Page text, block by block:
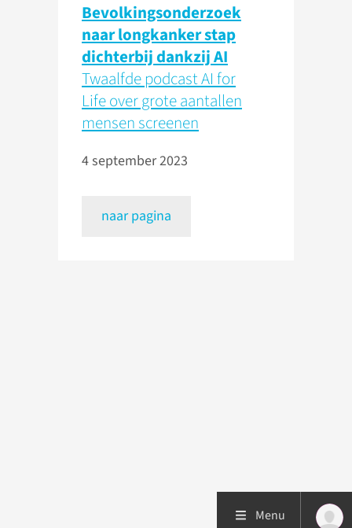
Bevolkingsonderzoek
naar longkanker stap
dichterbij dankzij AI
Twaalfde podcast AI for
Life over grote aantallen
mensen screenen
4 september 2023
naar pagina
Menu